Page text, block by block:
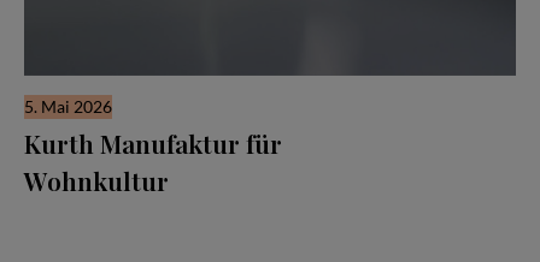
5. Mai 2026
Kurth Manufaktur für
Wohnkultur